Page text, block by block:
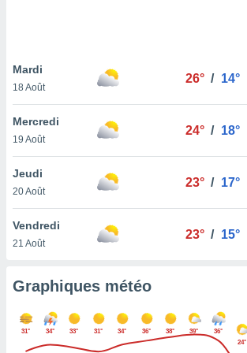
pas
de
à
cas,
que
sur le
que
ne
Mardi
18 Août
26° / 14°
Mercredi
19 Août
24° / 18°
Jeudi
20 Août
23° / 17°
Vendredi
21 Août
23° / 15°
Graphiques météo
31° 34° 33° 31° 34° 36° 38° 39°
36°
24°